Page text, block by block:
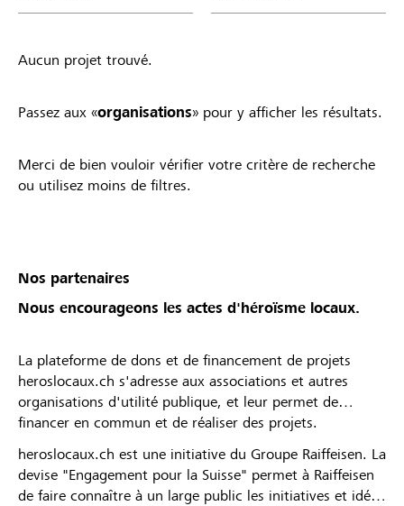
Aucun projet trouvé.
Passez aux «organisations» pour y afficher les résultats.
Merci de bien vouloir vérifier votre critère de recherche
ou utilisez moins de filtres.
Nos partenaires
Nous encourageons les actes d'héroïsme locaux.
La plateforme de dons et de financement de projets
heroslocaux.ch s'adresse aux associations et autres
organisations d'utilité publique, et leur permet de
financer en commun et de réaliser des projets.
heroslocaux.ch est une initiative du Groupe Raiffeisen. La
devise "Engagement pour la Suisse" permet à Raiffeisen
de faire connaître à un large public les initiatives et idées